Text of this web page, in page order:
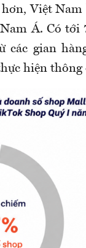
Việt
Á. Có tới
các gian
hiện thông